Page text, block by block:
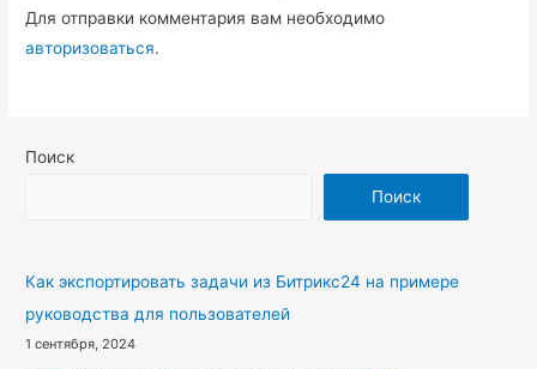
Для отправки комментария вам необходимо
авторизоваться.
Поиск
Поиск
Как экспортировать задачи из Битрикс24 на примере
руководства для пользователей
1 сентября, 2024